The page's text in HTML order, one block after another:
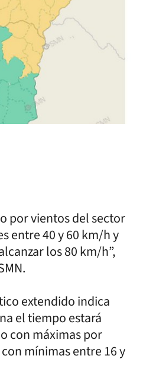
por vientos del sector
entre 40 y 60 km/h y
los 80 km/h”,
extendido indica
el tiempo estará
con máximas por
mínimas entre 16 y